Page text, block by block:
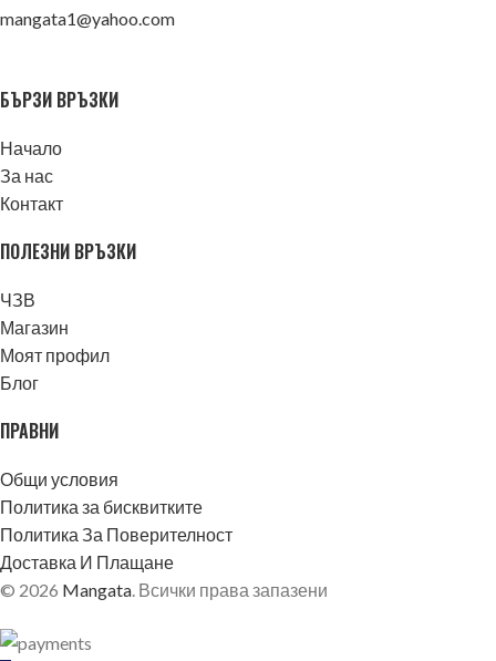
mangata1@yahoo.com
БЪРЗИ ВРЪЗКИ
Начало
За нас
Контакт
ПОЛЕЗНИ ВРЪЗКИ
ЧЗВ
Магазин
Моят профил
Блог
ПРАВНИ
Общи условия
Политика за бисквитките
Политика За Поверителност
Доставка И Плащане
© 2026 Mangata. Всички права запазени